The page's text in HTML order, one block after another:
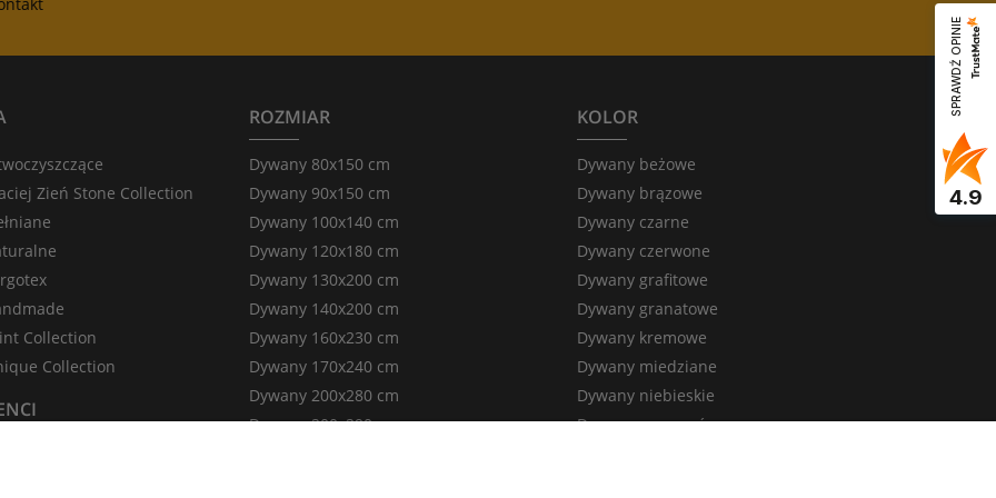
Zień Stone Collection
Collection
Collection
ROZMIAR
Dywany 80x150 cm
Dywany 90x150 cm
Dywany 100x140 cm
Dywany 120x180 cm
Dywany 130x200 cm
Dywany 140x200 cm
Dywany 160x230 cm
Dywany 170x240 cm
Dywany 200x280 cm
Dywany 200x290 cm
KOLOR
Dywany beżowe
Dywany brązowe
Dywany czarne
Dywany czerwone
Dywany grafitowe
Dywany granatowe
Dywany kremowe
Dywany miedziane
Dywany niebieskie
Dywany pomarańczowe
SPRAWDŹ OPINIE
4.9